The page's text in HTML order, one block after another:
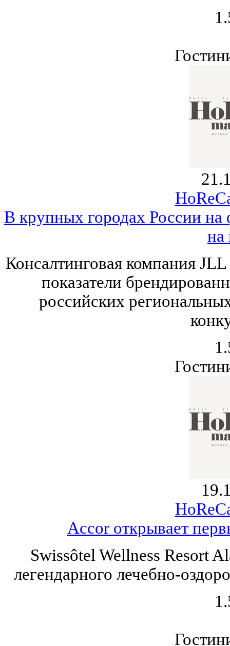
В крупных городах России на
на
Консалтинговая компания
показатели
российских
Accor открывает
Swissôtel Wellness Resort
легендарного лечебно-